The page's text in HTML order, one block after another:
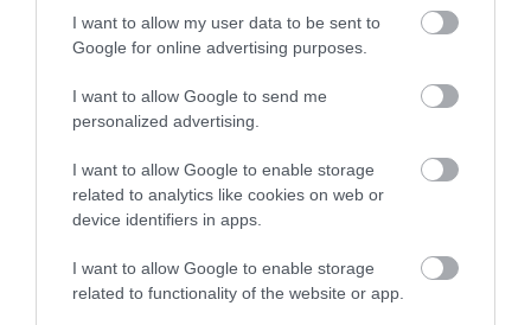
I want to allow my user data to be sent to
Google for online advertising purposes.
I want to allow Google to send me
personalized advertising.
I want to allow Google to enable storage
related to analytics like cookies on web or
device identifiers in apps.
I want to allow Google to enable storage
related to functionality of the website or app.
BAKA ANDRÁST JELÖLI KÖZTÁRSASÁGI
2026. augusztus 08|Mindenki ügye